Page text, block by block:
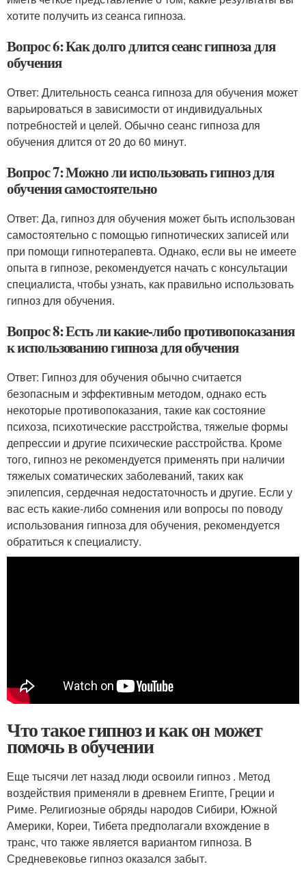
хотите получить из сеанса гипноза.
Вопрос 6: Как долго длится сеанс гипноза для
обучения
Ответ: Длительность сеанса гипноза для обучения может
варьироваться в зависимости от индивидуальных
потребностей и целей. Обычно сеанс гипноза для
обучения длится от 20 до 60 минут.
Вопрос 7: Можно ли использовать гипноз для
обучения самостоятельно
Ответ: Да, гипноз для обучения может быть использован
самостоятельно с помощью гипнотических записей или
при помощи гипнотерапевта. Однако, если вы не имеете
опыта в гипнозе, рекомендуется начать с консультации
специалиста, чтобы узнать, как правильно использовать
гипноз для обучения.
Вопрос 8: Есть ли какие-либо противопоказания
к использованию гипноза для обучения
Ответ: Гипноз для обучения обычно считается
безопасным и эффективным методом, однако есть
некоторые противопоказания, такие как состояние
психоза, психотические расстройства, тяжелые формы
депрессии и другие психические расстройства. Кроме
того, гипноз не рекомендуется применять при наличии
тяжелых соматических заболеваний, таких как
эпилепсия, сердечная недостаточность и другие. Если у
вас есть какие-либо сомнения или вопросы по поводу
использования гипноза для обучения, рекомендуется
обратиться к специалисту.
Что такое гипноз и как он может
помочь в обучении
Еще тысячи лет назад люди освоили гипноз . Метод
воздействия применяли в древнем Египте, Греции и
Риме. Религиозные обряды народов Сибири, Южной
Америки, Кореи, Тибета предполагали вхождение в
транс, что также является вариантом гипноза. В
Средневековье гипноз оказался забыт.